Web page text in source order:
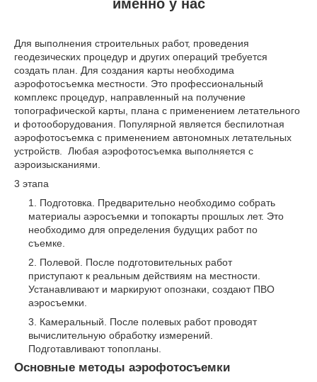
именно у нас
Для выполнения строительных работ, проведения
геодезических процедур и других операций требуется
создать план. Для создания карты необходима
аэрофотосъемка местности. Это профессиональный
комплекс процедур, направленный на получение
топографической карты, плана с применением летательного
и фотооборудования. Популярной является беспилотная
аэрофотосъемка с применением автономных летательных
устройств. Любая аэрофотосъемка выполняется с
аэроизысканиями.
3 этапа
Подготовка. Предварительно необходимо собрать
материалы аэросъемки и топокарты прошлых лет. Это
необходимо для определения будущих работ по
съемке.
Полевой. После подготовительных работ
приступают к реальным действиям на местности.
Устанавливают и маркируют опознаки, создают ПВО
аэросъемки.
Камеральный. После полевых работ проводят
вычислительную обработку измерений.
Подготавливают топопланы.
Основные методы аэрофотосъемки